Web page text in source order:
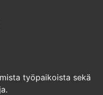
työpaikoista sekä